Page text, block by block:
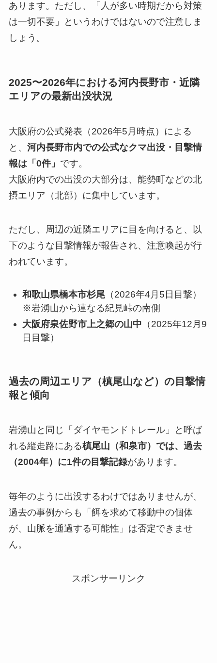
あります。ただし、「人が多い時期だから対策
は一切不要」というわけではないので注意しま
しょう。
2025〜2026年における河内長野市・近隣
エリアの最新出没状況
大阪府の公式発表（2026年5月時点）による
と、 河内長野市内での公式なクマ出没・目撃情
報は「0件」 です。
大阪府内での出没の大部分は、能勢町などの北
摂エリア（北部）に集中しています。
ただし、周辺の近隣エリアに目を向けると、以
下のような目撃情報が報告され、注意喚起が行
われています。
和歌山県橋本市杉尾 （2026年4月5日目撃）
※岩湧山から連なる紀見峠の南側
大阪府泉佐野市上之郷の山中 （2025年12月9
日目撃）
過去の周辺エリア（槙尾山など）の目撃情
報と傾向
岩湧山と同じ「ダイヤモンドトレール」と呼ば
れる縦走路にある槙尾山（和泉市）では、過去
（2004年）に1件の目撃記録があります。
毎年のように出没するわけではありませんが、
過去の事例からも「餌を求めて移動中の個体
が、山脈を通過する可能性」は否定できませ
ん。
スポンサーリンク